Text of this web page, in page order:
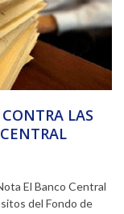
LAS
El Banco Central
del Fondo de